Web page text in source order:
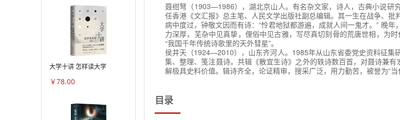
大学十讲 怎样读大学
￥78.00
聂绀弩（1903—1986），湖北京山人。有名杂文家，诗人，古典小说研
任香港《文汇报》总主笔、人民文学出版社副总编辑。其一生在战争、
病中度过，钟敬文因而有诗：“怜君地狱都游遍，成就人间一鬼才。” 晚
力深厚，芜杂中见真挚，俚俗中见古雅，写尽真切刻骨的荒唐世相，为时
“我国千年传统诗歌里的天外彗星”。
侯井天（1924—2010），山东齐河人。1985年从山东省委党史资料征集
集、整理、笺注聂诗。共辑《散宜生诗》之外的轶诗数百首，对聂诗兼有
解极具史料价值。辑诗齐全，论证精审，搜采广泛，用力勤苦，被誉为“当
目录